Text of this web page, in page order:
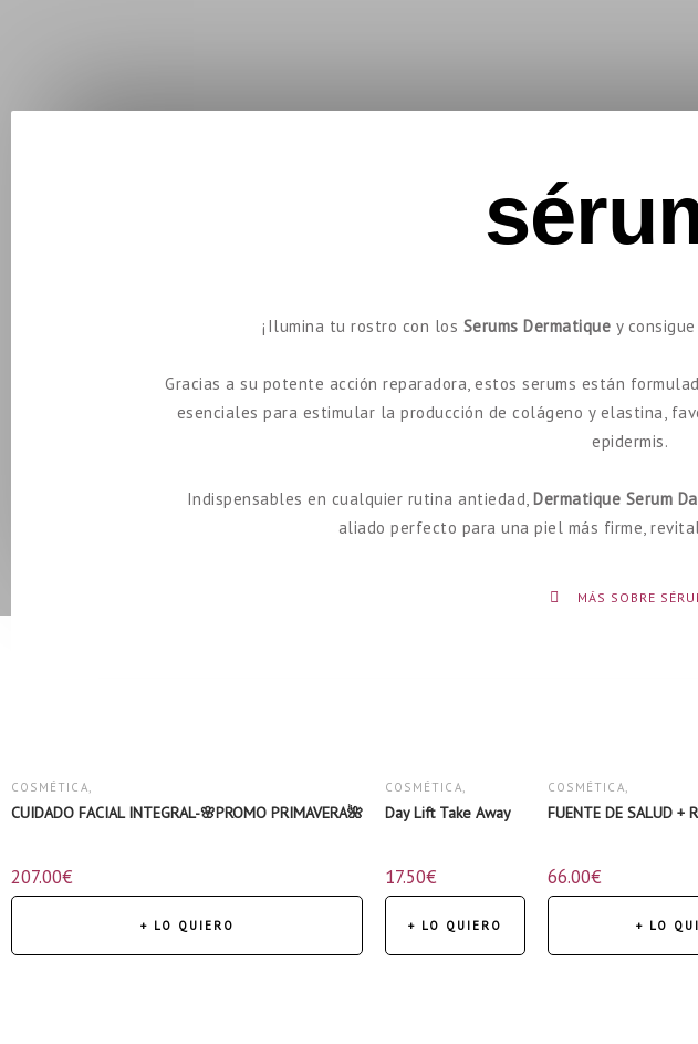
¡Ilumina tu rostro con los Serums Dermatique y
Gracias a su potente acción reparadora, estos serums están
esenciales para estimular la producción de colágeno y elastina,
epidermis.
Indispensables en cualquier rutina antiedad,Dermatique Serum
aliado perfecto para una piel más firme,
MÁS SOBRE
COSMÉTICA,
PRECIOS ESPECIALES
CUIDADO FACIAL INTEGRAL-🌸PROMO PRIMAVERA🌺
207.00€
+ LO QUIERO
COSMÉTICA,
Day Lift Take Away
17.50€
+ LO QUIERO
COSMÉTICA,
NUTRICOSMÉTICA
FUENTE DE SALUD +
66.00€
+ LO